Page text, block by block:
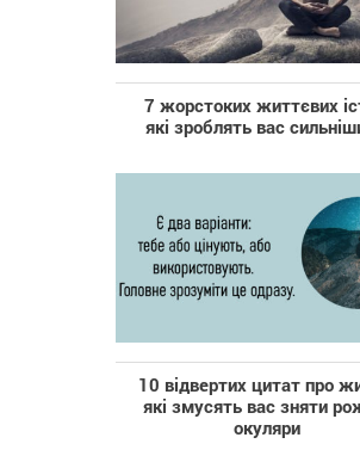
7 жорстоких життєвих
які зроблять вас
10 відвертих цитат про
які змусять вас зняти
окуляри